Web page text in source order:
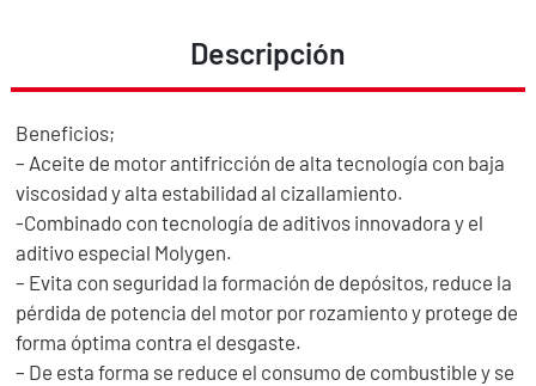
Descripción
Beneficios;
– Aceite de motor antifricción de alta tecnología con baja
viscosidad y alta estabilidad al cizallamiento.
-Combinado con tecnología de aditivos innovadora y el
aditivo especial Molygen.
– Evita con seguridad la formación de depósitos, reduce la
pérdida de potencia del motor por rozamiento y protege de
forma óptima contra el desgaste.
– De esta forma se reduce el consumo de combustible y se